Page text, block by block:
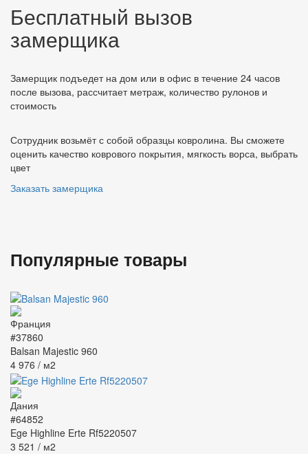
Бесплатный вызов
замерщика
Замерщик подъедет на дом или в офис в течение 24 часов
после вызова, рассчитает метраж, количество рулонов и
стоимость
Сотрудник возьмёт с собой образцы ковролина. Вы сможете
оценить качество коврового покрытия, мягкость ворса, выбрать
цвет
Заказать замерщика
Популярные товары
#37860
Balsan Majestic 960
4 976 / м2
#64852
Ege Highline Erte Rf5220507
3 521 / м2